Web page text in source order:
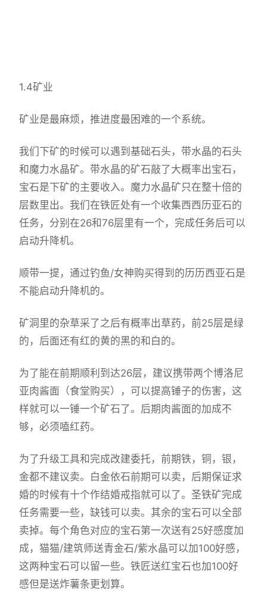
1.4矿业
矿业是最麻烦，推进度最困难的一个系统。
我们下矿的时候可以遇到基础石头，带水晶的石头
和魔力水晶矿。带水晶的矿石敲了大概率出宝石，
宝石是下矿的主要收入。魔力水晶矿只在整十倍的
层数里出。我们在铁匠处有一个收集西西历亚石的
任务，分别在26和76层里有一个，完成任务后可以
启动升降机。
顺带一提，通过钓鱼/女神购买得到的历历西亚石是
不能启动升降机的。
矿洞里的杂草采了之后有概率出草药，前25层是绿
的，后面还有红的黄的黑的和白的。
为了能在前期顺利到达26层，建议携带两个博洛尼
亚肉酱面（食堂购买），可以提高锤子的伤害，这
样就可以一锤一个矿石了。后期肉酱面的加成不
够，必须嗑红药。
为了升级工具和完成改建委托，前期铁，铜，银，
金都不建议卖。白金依石前期可以卖，后期保证求
婚的时候有十个作结婚戒指就可以了。圣铁矿完成
任务需要一些，缺钱可以卖。其余的宝石可以全部
卖掉。每个角色对应的宝石第一次送有25好感度加
成，猫猫/建筑师送青金石/紫水晶可以加100好感，
这两种宝石可以留一些。铁匠送红宝石也加100好
感但是送炸薯条更划算。